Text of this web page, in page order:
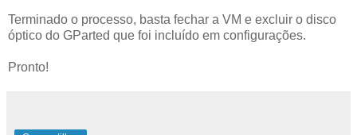
Terminado o processo, basta fechar a VM e excluir o disco
óptico do GParted que foi incluído em configurações.
Pronto!